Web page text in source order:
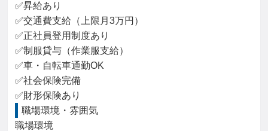
✅昇給あり
✅交通費支給（上限月3万円）
✅正社員登用制度あり
✅制服貸与（作業服支給）
✅車・自転車通勤OK
✅社会保険完備
✅財形保険あり
職場環境・雰囲気
職場環境